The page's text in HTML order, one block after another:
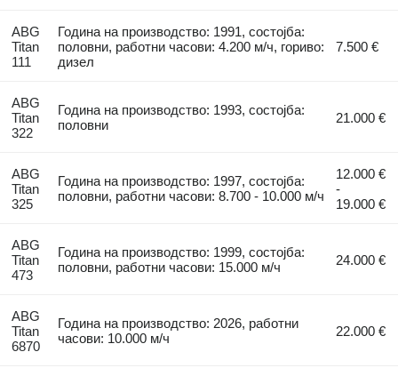
ABG
Titan
111
Година на производство: 1991, состојба:
половни, работни часови: 4.200 м/ч, гориво:
дизел
7.500 €
ABG
Titan
322
Година на производство: 1993, состојба:
половни
21.000 €
ABG
Titan
325
Година на производство: 1997, состојба:
половни, работни часови: 8.700 - 10.000 м/ч
12.000 €
-
19.000 €
ABG
Titan
473
Година на производство: 1999, состојба:
половни, работни часови: 15.000 м/ч
24.000 €
ABG
Titan
6870
Година на производство: 2026, работни
часови: 10.000 м/ч
22.000 €